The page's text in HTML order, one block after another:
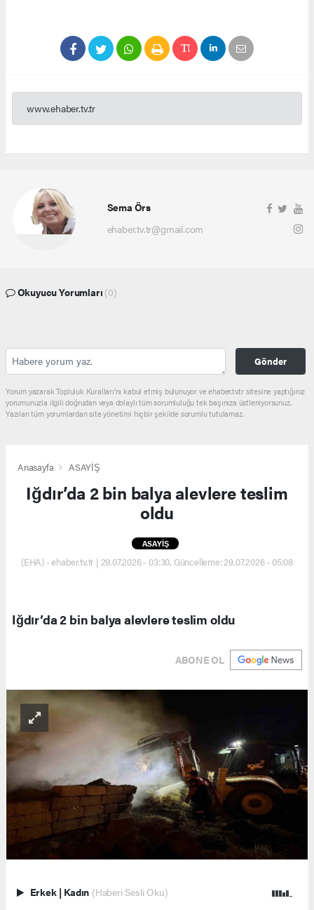
www.ehaber.tv.tr
Sema Örs
ehaber.tv.tr@gmail.com
Okuyucu Yorumları (0)
Gönder
Yorum yazarak Topluluk Kuralları’nı kabul etmiş bulunuyor ve ehaber.tv.tr sitesine yaptığınız
yorumunuzla ilgili doğrudan veya dolaylı tüm sorumluluğu tek başınıza üstleniyorsunuz.
Yazılan tüm yorumlardan site yönetimi hiçbir şekilde sorumlu tutulamaz.
Anasayfa ASAYİŞ
Iğdır’da 2 bin balya alevlere teslim
oldu
ASAYİŞ
(EHA) - ehaber.tv.tr | 29.07.2026 - 03:30, Güncelleme: 29.07.2026 - 05:08
Iğdır’da 2 bin balya alevlere teslim oldu
ABONE OL
Erkek | Kadın (Haberi Sesli Oku)